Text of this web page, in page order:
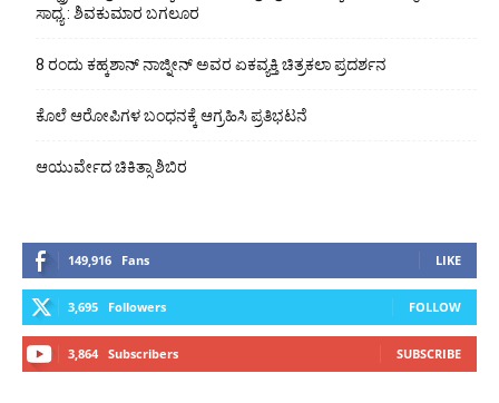
ಸಾಧ್ಯ : ಶಿವಕುಮಾರ ಬಗಲೂರ
8 ರಂದು ಕಹ್ಕಶಾನ್ ನಾಜ್ನೀನ್ ಅವರ ಏಕವ್ಯಕ್ತಿ ಚಿತ್ರಕಲಾ ಪ್ರದರ್ಶನ
ಕೊಲೆ ಆರೋಪಿಗಳ ಬಂಧನಕ್ಕೆ ಆಗ್ರಹಿಸಿ ಪ್ರತಿಭಟನೆ
ಆಯುರ್ವೇದ ಚಿಕಿತ್ಸಾ ಶಿಬಿರ
149,916 Fans LIKE
3,695 Followers FOLLOW
3,864 Subscribers SUBSCRIBE